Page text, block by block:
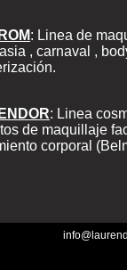
: Linea de
, carnaval ,
: Linea
de maquillaje
corporal